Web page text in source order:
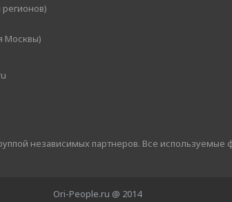
регионов)
Москвы)
независимых партнеров. Все
Ori-People.ru @ 2014